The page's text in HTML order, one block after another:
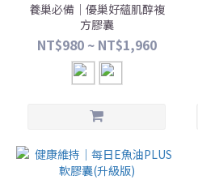
養巢必備｜優巢好蘊肌醇複
方膠囊
NT$980 ~ NT$1,960